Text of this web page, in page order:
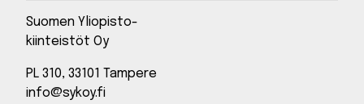
Suomen Yliopisto-
kiinteistöt Oy
PL 310, 33101 Tampere
info@sykoy.fi